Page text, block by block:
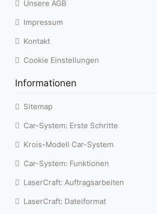
Unsere AGB
Impressum
Kontakt
Cookie Einstellungen
Informationen
Sitemap
Car-System: Erste Schritte
Krois-Modell Car-System
Car-System: Funktionen
LaserCraft: Auftragsarbeiten
LaserCraft: Dateiformat